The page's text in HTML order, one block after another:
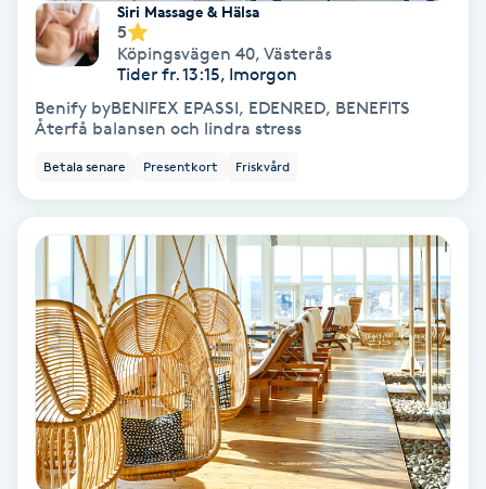
Hatha Yoga
Headspa
Healing
HIFU
Hollywood Peel
Hot Stone Massage
Hot yoga
Siri Massage & Hälsa
5
Köpingsvägen 40, Västerås
Tider fr. 13:15, Imorgon
Benify byBENIFEX EPASSI, EDENRED, BENEFITS
Återfå balansen och lindra stress
Betala senare Presentkort Friskvård